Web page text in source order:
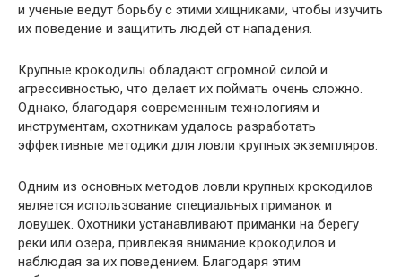
и ученые ведут борьбу с этими хищниками, чтобы изучить
их поведение и защитить людей от нападения.
Крупные крокодилы обладают огромной силой и
агрессивностью, что делает их поймать очень сложно.
Однако, благодаря современным технологиям и
инструментам, охотникам удалось разработать
эффективные методики для ловли крупных экземпляров.
Одним из основных методов ловли крупных крокодилов
является использование специальных приманок и
ловушек. Охотники устанавливают приманки на берегу
реки или озера, привлекая внимание крокодилов и
наблюдая за их поведением. Благодаря этим